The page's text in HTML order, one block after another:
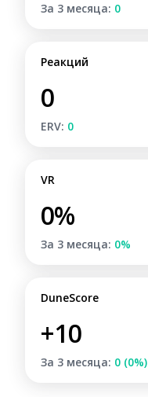
За 3 месяца: 0
Реакций
0
ERV: 0
VR
0%
За 3 месяца: 0%
DuneScore
+10
За 3 месяца: 0 (0%)